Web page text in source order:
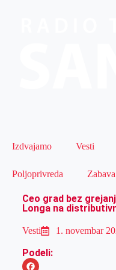
Izdvajamo Vesti
Poljoprivreda Zabava
Ceo grad bez
Longa na
Vesti 1. novembar
Podeli: